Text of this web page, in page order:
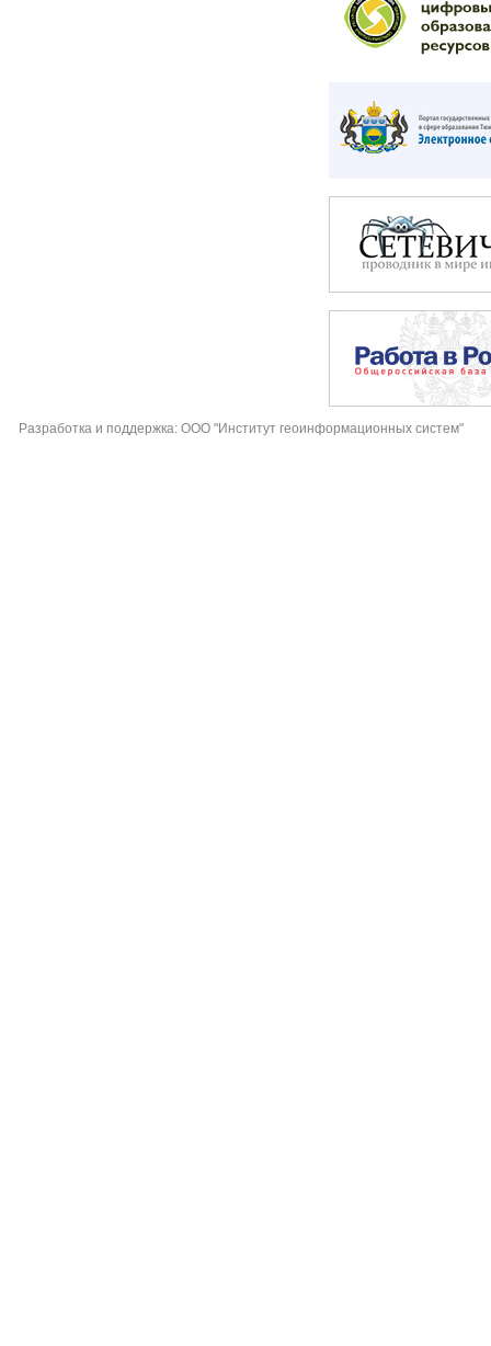
Разработка и поддержка: ООО "Институт геоинформационных систем"